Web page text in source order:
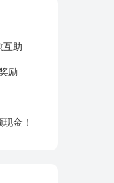
互助
励
金！